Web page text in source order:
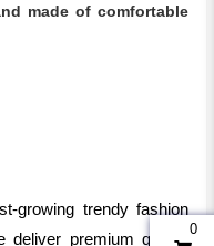
made of comfortable
growing trendy fashion
deliver premium quality
0